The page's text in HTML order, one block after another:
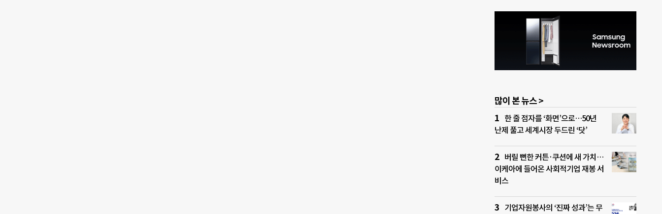
많이 본 뉴스 >
한 줄 점자를 ‘화면’으로…50년
난제 풀고 세계시장 두드린 ‘닷’
버릴 뻔한 커튼·쿠션에 새 가치…
이케아에 들어온 사회적기업 재봉 서
비스
기업자원봉사의 ‘진짜 성과’는 무